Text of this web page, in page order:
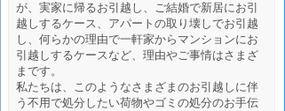
が、実家に帰るお引越し、ご結婚で新居にお引
越しするケース、アパートの取り壊しでお引越
し、何らかの理由で一軒家からマンションにお
引越しするケースなど、理由やご事情はさまざ
まです。
私たちは、このようなさまざまのお引越しに伴
う不用で処分したい荷物やゴミの処分のお手伝